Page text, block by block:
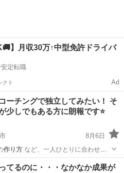
】月収30万↑中型免許ドライバ
定転職
クト Ad
ーチングで独立してみたい！ そ
少しでもある方に朗報です⭐
8月6日
作り方など、一人ひとりに合わせて
てるのに・・・なかなか成果が